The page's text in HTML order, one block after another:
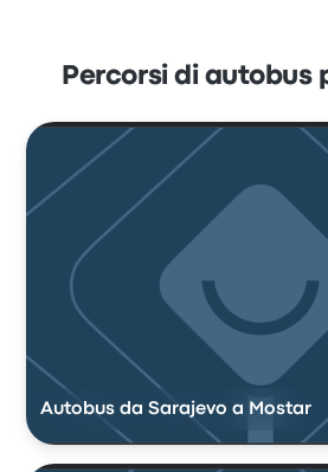
Percorsi di autobus
Autobus da Sarajevo a Mostar